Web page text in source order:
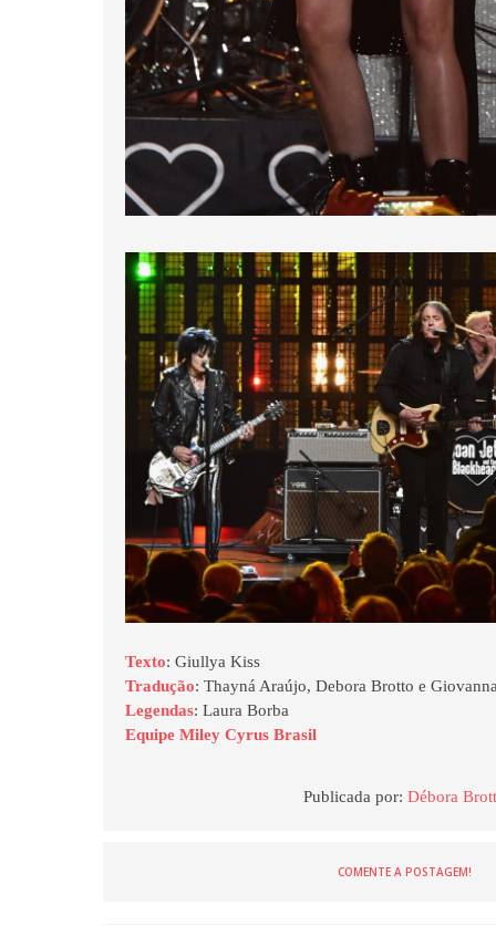
Texto: Giullya Kiss
Tradução: Thayná Araújo, Debora Brotto e
Legendas: Laura Borba
Equipe Miley Cyrus Brasil
Publicada por:Débora
COMENTE A POSTAGEM!